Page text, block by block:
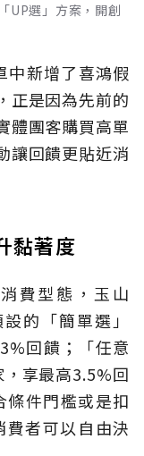
UP選」方案，開創
中新增了喜鴻假
正是因為先前的
體團客購買高單
讓回饋更貼近消
黏著度
費型態，玉山
的「簡單選」
回饋；「任意
享最高3.5%回
件門檻或是扣
者可以自由決